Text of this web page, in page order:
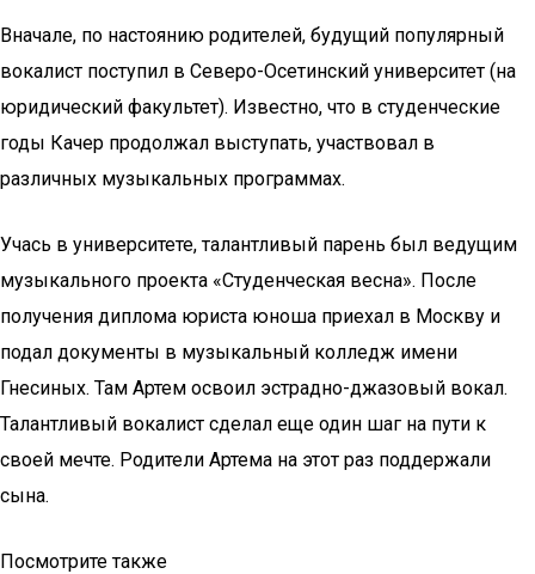
Вначале, по настоянию родителей, будущий популярный
вокалист поступил в Северо-Осетинский университет (на
юридический факультет). Известно, что в студенческие
годы Качер продолжал выступать, участвовал в
различных музыкальных программах.
Учась в университете, талантливый парень был ведущим
музыкального проекта «Студенческая весна». После
получения диплома юриста юноша приехал в Москву и
подал документы в музыкальный колледж имени
Гнесиных. Там Артем освоил эстрадно-джазовый вокал.
Талантливый вокалист сделал еще один шаг на пути к
своей мечте. Родители Артема на этот раз поддержали
сына.
Посмотрите также